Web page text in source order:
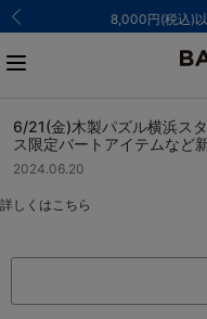
ご
6/21(金)木製パズル横浜ス
ス限定バートアイテムなど
2024.06.20
詳しくはこちら